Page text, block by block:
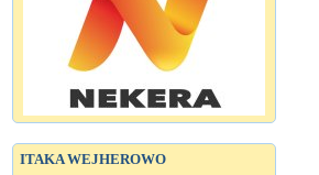
ITAKA WEJHEROWO